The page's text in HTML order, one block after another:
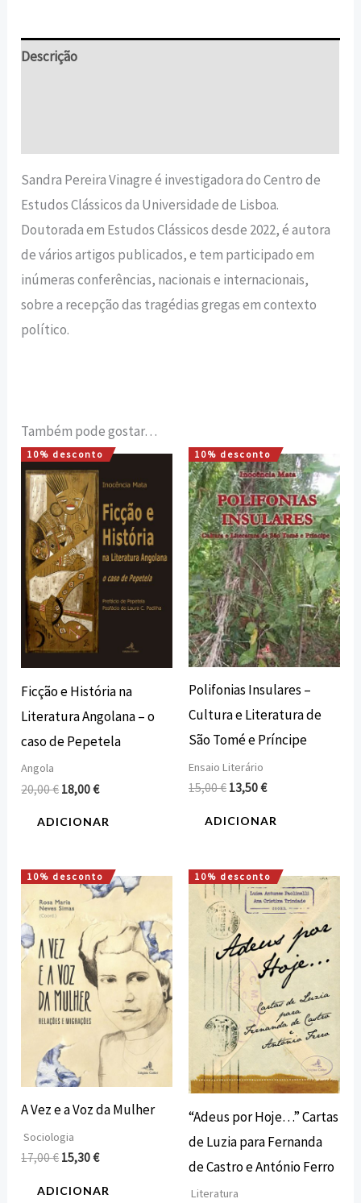
Descrição
Sandra Pereira Vinagre é investigadora do Centro de
Estudos Clássicos da Universidade de Lisboa.
Doutorada em Estudos Clássicos desde 2022, é autora
de vários artigos publicados, e tem participado em
inúmeras conferências, nacionais e internacionais,
sobre a recepção das tragédias gregas em contexto
político.
Também pode gostar…
10% desconto
Ficção e História na
Literatura Angolana – o
caso de Pepetela
Angola
20,00€
O
preço
original
era:
20,00 €.
18,00€
O
preço
atual
é:
18,00 €.
ADICIONAR
10% desconto
Polifonias Insulares –
Cultura e Literatura de
São Tomé e Príncipe
Ensaio Literário
15,00€
O
preço
original
era:
15,00 €.
13,50€
O
preço
atual
é:
13,50 €.
ADICIONAR
10% desconto
A Vez e a Voz da Mulher
Sociologia
17,00€
O
preço
original
era:
17,00 €.
15,30€
O
preço
15,30 €.
ADICIONAR
10% desconto
“Adeus por Hoje…” Cartas
de Luzia para Fernanda
de Castro e António Ferro
Literatura
O
preço
original
era:
15,00 €.
O
preço
atual
13,50 €.